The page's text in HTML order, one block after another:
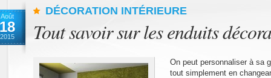
Août
18
2015
DÉCORATION INTÉRIEURE
Tout savoir sur les enduits
On peut personnaliser à sa
tout simplement en